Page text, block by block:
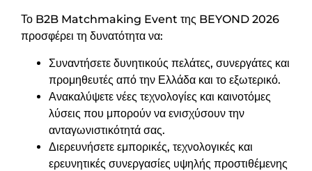
Το B2B Matchmaking Event της BEYOND 2026
προσφέρει τη δυνατότητα να:
Συναντήσετε δυνητικούς πελάτες, συνεργάτες και
προμηθευτές από την Ελλάδα και το εξωτερικό.
Ανακαλύψετε νέες τεχνολογίες και καινοτόμες
λύσεις που μπορούν να ενισχύσουν την
ανταγωνιστικότητά σας.
Διερευνήσετε εμπορικές, τεχνολογικές και
ερευνητικές συνεργασίες υψηλής προστιθέμενης